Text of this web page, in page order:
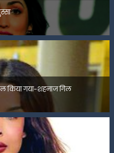
किया गया-शहनाज गिल